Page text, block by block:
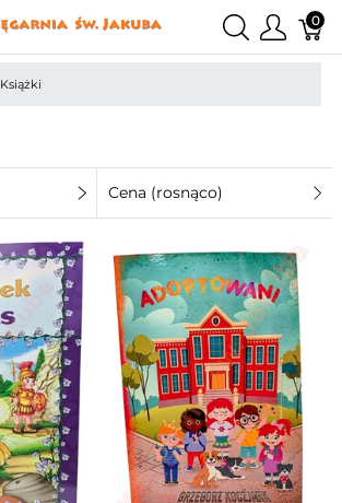
0
Książki
Cena (rosnąco)